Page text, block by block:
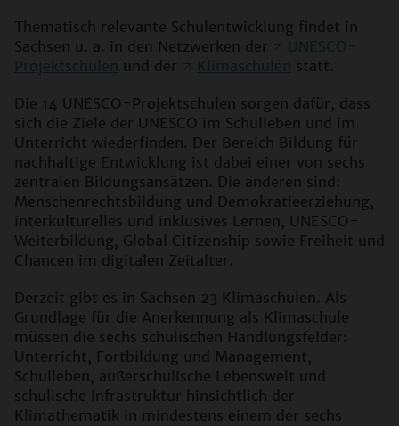
Thematisch relevante Schulentwicklung findet in
Sachsen u. a. in den Netzwerken der
UNESCO-
Projektschulen und der Klimaschulen statt.
Die 14 UNESCO-Projektschulen sorgen dafür, dass
sich die Ziele der UNESCO im Schulleben und im
Unterricht wiederfinden. Der Bereich Bildung für
nachhaltige Entwicklung ist dabei einer von sechs
zentralen Bildungsansätzen. Die anderen sind:
Menschenrechtsbildung und Demokratieerziehung,
interkulturelles und inklusives Lernen, UNESCO-
Weiterbildung, Global Citizenship sowie Freiheit und
Chancen im digitalen Zeitalter.
Derzeit gibt es in Sachsen 23 Klimaschulen. Als
Grundlage für die Anerkennung als Klimaschule
müssen die sechs schulischen Handlungsfelder:
Unterricht, Fortbildung und Management,
Schulleben, außerschulische Lebenswelt und
schulische Infrastruktur hinsichtlich der
Klimathematik in mindestens einem der sechs